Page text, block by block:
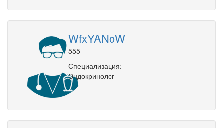
WfxYANoW
555
Специализация:
Эндокринолог